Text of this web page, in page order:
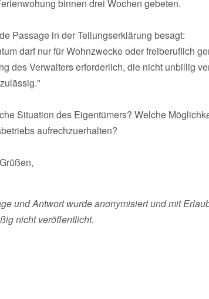
binnen drei Wochen gebeten.
Passage in der Teilungserklärung besagt:
darf nur für Wohnzwecke oder freiberuflich
des Verwalters erforderlich, die nicht unbillig
Situation des Eigentümers? Welche
aufrechzuerhalten?
und Antwort wurde anonymisiert und mit
nicht veröffentlicht.